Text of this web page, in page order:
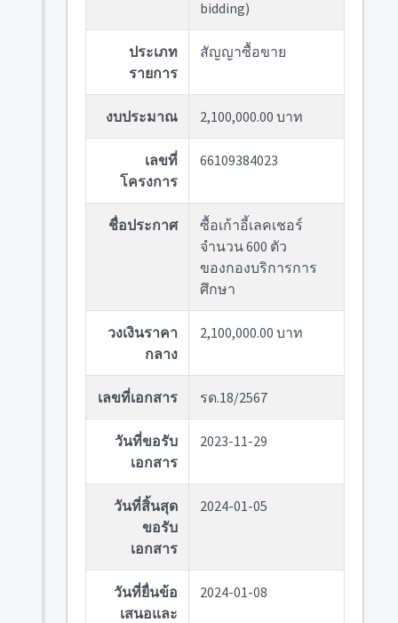
bidding)
ประเภท
รายการ
สัญญาซื้อขาย
งบประมาณ 2,100,000.00 บาท
เลขที่
โครงการ
66109384023
ชื่อประกาศ
ซื้อเก้าอี้เลคเชอร์
จำนวน 600 ตัว
ของกองบริการการ
ศึกษา
วงเงินราคา
กลาง
2,100,000.00 บาท
เลขที่เอกสาร รด.18/2567
วันที่ขอรับ
เอกสาร
2023-11-29
วันที่สิ้นสุด
ขอรับ
เอกสาร
2024-01-05
วันที่ยื่นข้อ
เสนอและ
2024-01-08